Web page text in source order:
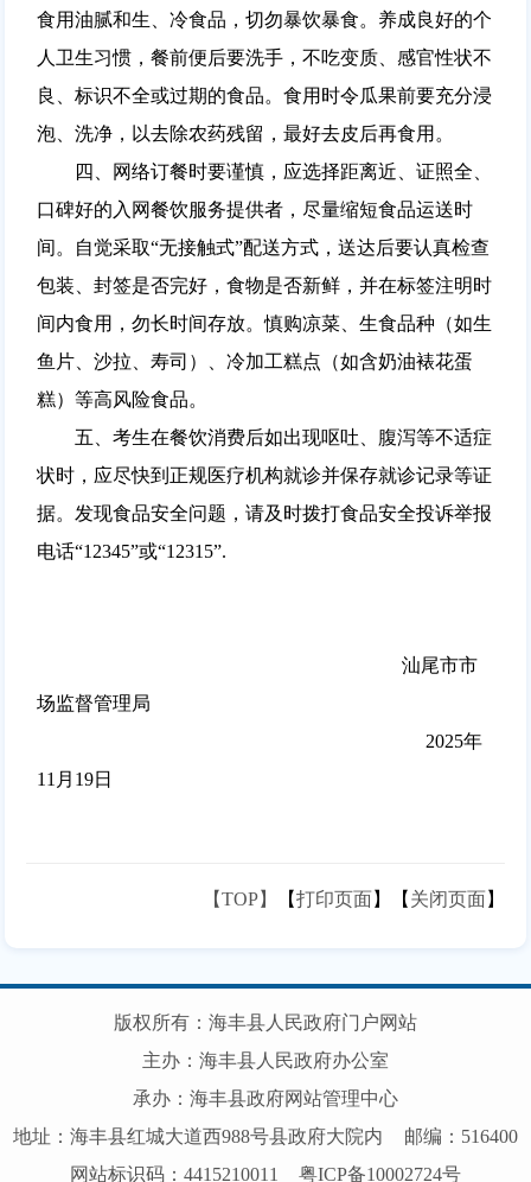
食用油腻和生、冷食品，切勿暴饮暴食。养成良好的个
人卫生习惯，餐前便后要洗手，不吃变质、感官性状不
良、标识不全或过期的食品。食用时令瓜果前要充分浸
泡、洗净，以去除农药残留，最好去皮后再食用。
四、网络订餐时要谨慎，应选择距离近、证照全、
口碑好的入网餐饮服务提供者，尽量缩短食品运送时
间。自觉采取“无接触式”配送方式，送达后要认真检查
包装、封签是否完好，食物是否新鲜，并在标签注明时
间内食用，勿长时间存放。慎购凉菜、生食品种（如生
鱼片、沙拉、寿司）、冷加工糕点（如含奶油裱花蛋
糕）等高风险食品。
五、考生在餐饮消费后如出现呕吐、腹泻等不适症
状时，应尽快到正规医疗机构就诊并保存就诊记录等证
据。发现食品安全问题，请及时拨打食品安全投诉举报
电话“12345”或“12315”.
汕尾市市
场监督管理局
2025年
11 月 19日
【TOP】 【打印页面】【 关闭页面】
版权所有：海丰县人民政府门户网站
主办：海丰县人民政府办公室
承办：海丰县政府网站管理中心
地址：海丰县红城大道西988号县政府大院内
邮编：516400
网站标识码：4415210011
粤ICP备10002724号